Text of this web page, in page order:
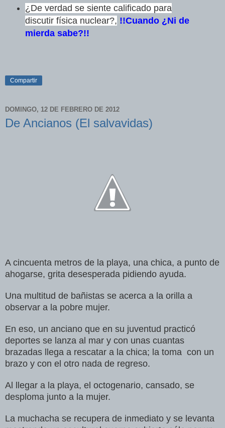
¿De verdad se siente calificado para
discutir física nuclear?, !!Cuando ¿Ni de
mierda sabe?!!
Compartir
DOMINGO, 12 DE FEBRERO DE 2012
De Ancianos (El salvavidas)
A cincuenta metros de la playa, una chica, a punto de
ahogarse, grita desesperada pidiendo ayuda.
Una multitud de bañistas se acerca a la orilla a
observar a la pobre mujer.
En eso, un anciano que en su juventud practicó
deportes se lanza al mar y con unas cuantas
brazadas llega a rescatar a la chica; la toma con un
brazo y con el otro nada de regreso.
Al llegar a la playa, el octogenario, cansado, se
desploma junto a la mujer.
La muchacha se recupera de inmediato y se levanta